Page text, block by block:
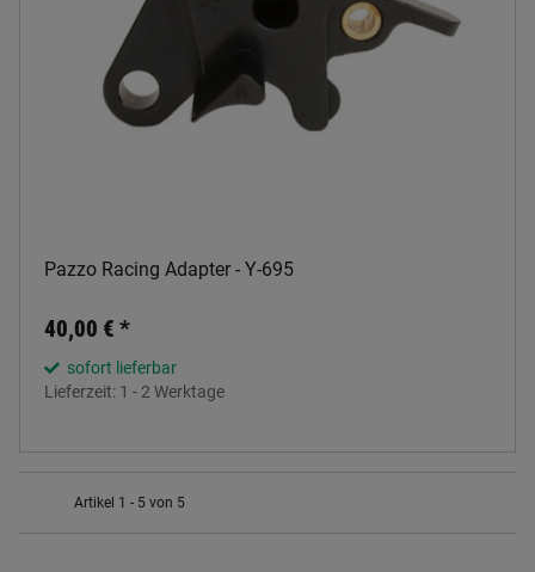
Pazzo Racing Adapter - Y-695
40,00 € *
sofort lieferbar
Lieferzeit: 1 - 2 Werktage
Artikel 1 - 5 von 5